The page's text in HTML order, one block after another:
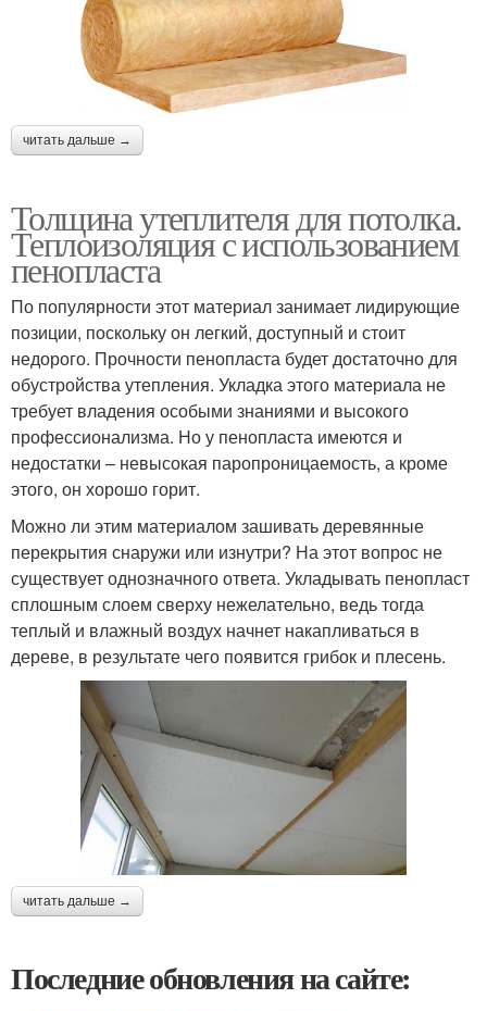
читать дальше →
Толщина утеплителя для потолка.
Теплоизоляция с использованием
пенопласта
По популярности этот материал занимает лидирующие
позиции, поскольку он легкий, доступный и стоит
недорого. Прочности пенопласта будет достаточно для
обустройства утепления. Укладка этого материала не
требует владения особыми знаниями и высокого
профессионализма. Но у пенопласта имеются и
недостатки – невысокая паропроницаемость, а кроме
этого, он хорошо горит.
Можно ли этим материалом зашивать деревянные
перекрытия снаружи или изнутри? На этот вопрос не
существует однозначного ответа. Укладывать пенопласт
сплошным слоем сверху нежелательно, ведь тогда
теплый и влажный воздух начнет накапливаться в
дереве, в результате чего появится грибок и плесень.
читать дальше →
Последние обновления на сайте: